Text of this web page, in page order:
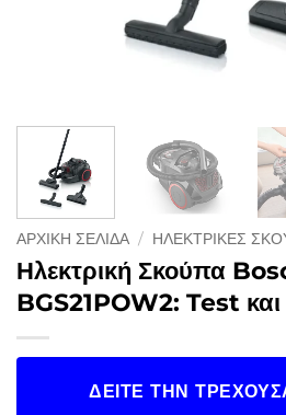
ΑΡΧΙΚΉ ΣΕΛΊΔΑ / ΗΛΕΚΤΡΙΚΈΣ
Ηλεκτρική Σκούπα
BGS21POW2: Test
ΔΕΊΤΕ ΤΗΝ